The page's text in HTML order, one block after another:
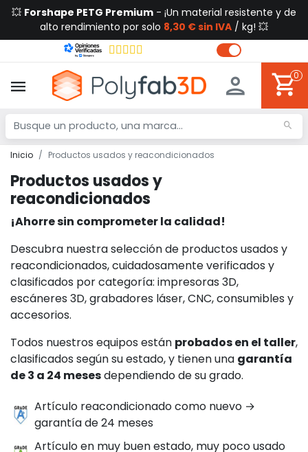
💥 Forshape PETG Premium - ¡Un material resistente y de
alto rendimiento por solo 8,30 € sin IVA / kg! 💥
0
Inicio Productos usados y reacondicionados
Productos usados y
reacondicionados
¡Ahorre sin comprometer la calidad!
Descubra nuestra selección de productos usados y
reacondicionados, cuidadosamente verificados y
clasificados por categoría: impresoras 3D,
escáneres 3D, grabadores láser, CNC, consumibles y
accesorios.
Todos nuestros equipos están probados en el taller,
clasificados según su estado, y tienen una garantía
de 3 a 24 mesesdependiendo de su grado.
Artículo reacondicionado como nuevo →
garantía de 24 meses
Artículo en muy buen estado, muy poco usado